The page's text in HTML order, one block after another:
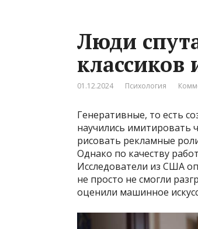
Люди
01.12.2024 Психология
Генеративные, то есть
научились имитировать
рисовать рекламные
Однако по качеству
Исследователи из США
не просто не смогли
оценили машинное